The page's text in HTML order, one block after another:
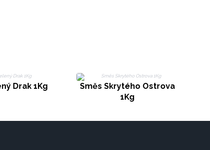
Drak 1Kg
Směs Skrytého Ostrova
1Kg